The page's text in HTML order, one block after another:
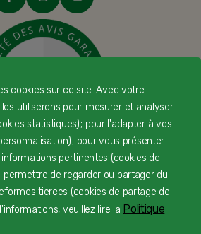
2025. Tous droits réservés
cookies sur ce site. Avec votre
utiliserons pour mesurer et analyser
statistiques) ; pour l'adapter à vos
; pour vous présenter
pertinentes (cookies de
permettre de regarder ou partager du
tierces (cookies de partage de
veuillez lire la Politique